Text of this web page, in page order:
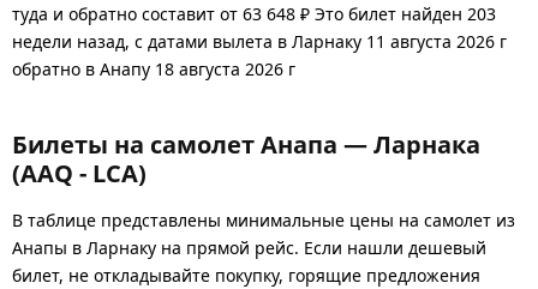
туда и обратно составит от 63 648 ₽ Это билет найден 203
недели назад, с датами вылета в Ларнаку 11 августа 2026 г
обратно в Анапу 18 августа 2026 г
Билеты на самолет Анапа — Ларнака
(AAQ - LCA)
В таблице представлены минимальные цены на самолет из
Анапы в Ларнаку на прямой рейс. Если нашли дешевый
билет, не откладывайте покупку, горящие предложения